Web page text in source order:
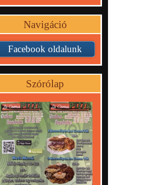
Navigáció
Facebook oldalunk
Szórólap